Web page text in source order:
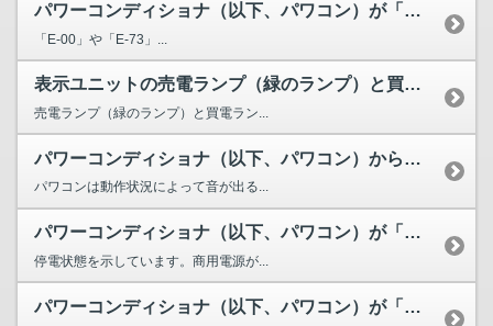
パワーコンディショナ（以下、パワコン）が「E-〇〇」（〇は...
「E-00」や「E-73」...
表示ユニットの売電ランプ（緑のランプ）と買電ランプ（赤のラ...
売電ランプ（緑のランプ）と買電ラン...
パワーコンディショナ（以下、パワコン）から音が鳴りますが異...
パワコンは動作状況によって音が出る...
パワーコンディショナ（以下、パワコン）が「L-Lo」または...
停電状態を示しています。商用電源が...
パワーコンディショナ（以下、パワコン）が「F-〇」（〇は数...